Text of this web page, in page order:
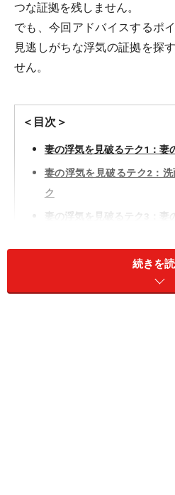
つな証拠を残しません。
でも、今回アドバイスするポ
見逃しがちな浮気の証拠を探
せん。
＜目次＞
妻の浮気を見破るテク1：妻
妻の浮気を見破るテク2：
ク
妻の浮気を見破るテク3：妻
妻の浮気を見破るテク5：妻
妻の浮気を防ぐために夫がで
続きを